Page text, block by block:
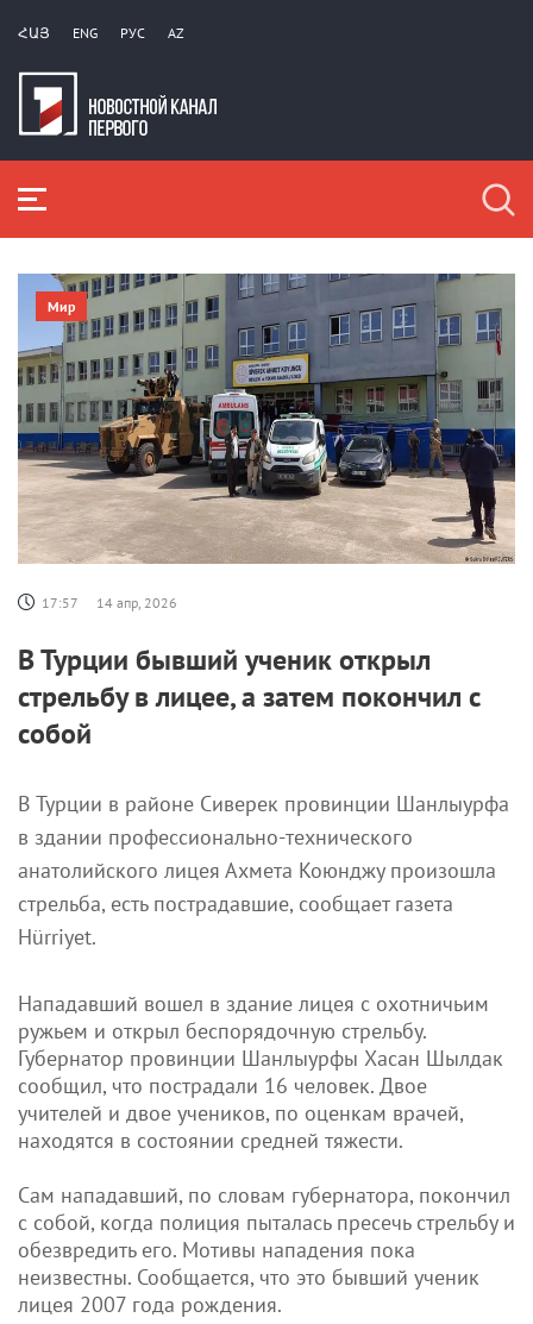
ՀԱՅ ENG РУС AZ
Мир
17:57 14 апр, 2026
В Турции бывший ученик открыл
стрельбу в лицее, а затем покончил с
собой
В Турции в районе Сиверек провинции Шанлыурфа
в здании профессионально-технического
анатолийского лицея Ахмета Коюнджу произошла
стрельба, есть пострадавшие, сообщает газета
Hürriyet.
Нападавший вошел в здание лицея с охотничьим
ружьем и открыл беспорядочную стрельбу.
Губернатор провинции Шанлыурфы Хасан Шылдак
сообщил, что пострадали 16 человек. Двое
учителей и двое учеников, по оценкам врачей,
находятся в состоянии средней тяжести.
Сам нападавший, по словам губернатора, покончил
с собой, когда полиция пыталась пресечь стрельбу и
обезвредить его. Мотивы нападения пока
неизвестны. Сообщается, что это бывший ученик
лицея 2007 года рождения.